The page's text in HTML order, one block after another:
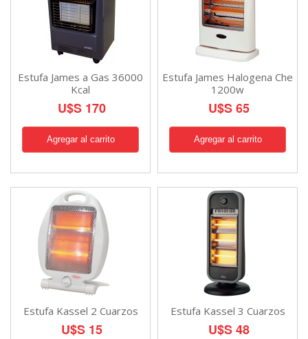
Estufa James a Gas 36000
Kcal
U$S 170
Estufa James Halogena Che
1200w
U$S 65
Estufa Kassel 2 Cuarzos
U$S 15
Estufa Kassel 3 Cuarzos
U$S 48